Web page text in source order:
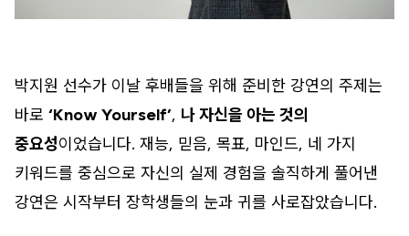
박지원 선수가 이날 후배들을 위해 준비한 강연의 주제는
바로 ‘Know Yourself’, 나 자신을 아는 것의
중요성이었습니다. 재능, 믿음, 목표, 마인드, 네 가지
키워드를 중심으로 자신의 실제 경험을 솔직하게 풀어낸
강연은 시작부터 장학생들의 눈과 귀를 사로잡았습니다.